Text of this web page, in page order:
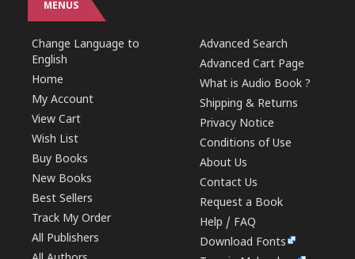
MENUS
Change Language to
English
Home
My Account
View Cart
Wish List
Buy Books
New Books
Best Sellers
Track My Order
All Publishers
Advanced Search
Advanced Cart Page
What is Audio Book ?
Shipping & Returns
Privacy Notice
Conditions of Use
About Us
Contact Us
Request a Book
Help / FAQ
Download Fonts